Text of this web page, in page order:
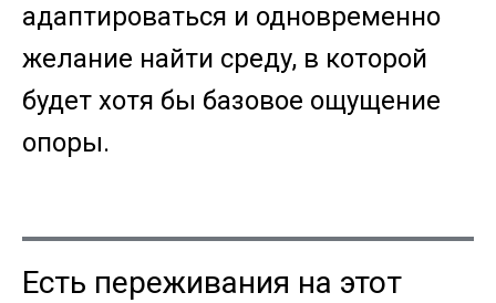
адаптироваться и одновременно
желание найти среду, в которой
будет хотя бы базовое ощущение
опоры.
Есть переживания на этот